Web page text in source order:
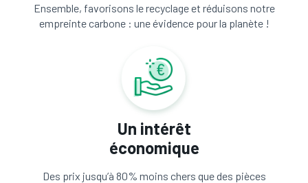
Ensemble, favorisons le recyclage et réduisons notre
empreinte carbone : une évidence pour la planète !
Un intérêt
économique
Des prix jusqu’à 80% moins chers que des pièces